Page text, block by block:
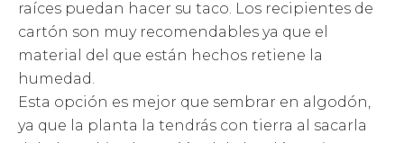
raíces puedan hacer su taco. Los recipientes de
cartón son muy recomendables ya que el
material del que están hechos retiene la
humedad.
Esta opción es mejor que sembrar en algodón,
ya que la planta la tendrás con tierra al sacarla